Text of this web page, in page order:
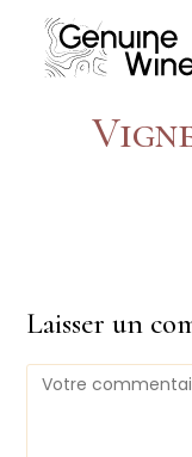
content
Laisser un
Comment